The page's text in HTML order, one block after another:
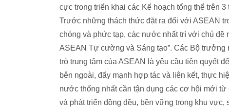
cực trong triển khai các Kế hoạch tổng thể trên
Trước những thách thức đặt ra đối với ASEAN
chóng và phức tạp, các nước nhất trí với chủ đề
ASEAN Tự cường và Sáng tạo”. Các Bộ
trò trung tâm của ASEAN là yêu cầu tiên quyết
bên ngoài, đẩy mạnh hợp tác và liên kết, thực
nước thống nhất cần tận dụng các cơ hội mới
và phát triển đồng đều, bền vững trong khu